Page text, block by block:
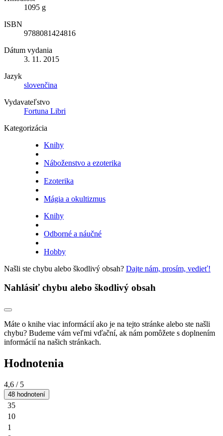
1095 g
ISBN
9788081424816
Dátum vydania
3. 11. 2015
Jazyk
slovenčina
Vydavateľstvo
Fortuna Libri
Kategorizácia
Knihy
Náboženstvo a ezoterika
Ezoterika
Mágia a okultizmus
Knihy
Odborné a náučné
Hobby
Našli ste chybu alebo škodlivý obsah? Dajte nám, prosím, vedieť!
Nahlásiť chybu alebo škodlivý obsah
Máte o knihe viac informácií ako je na tejto stránke alebo ste našli
chybu? Budeme vám veľmi vďační, ak nám pomôžete s doplnením
informácií na našich stránkach.
Hodnotenia
4,6 / 5
48 hodnotení
35
10
1